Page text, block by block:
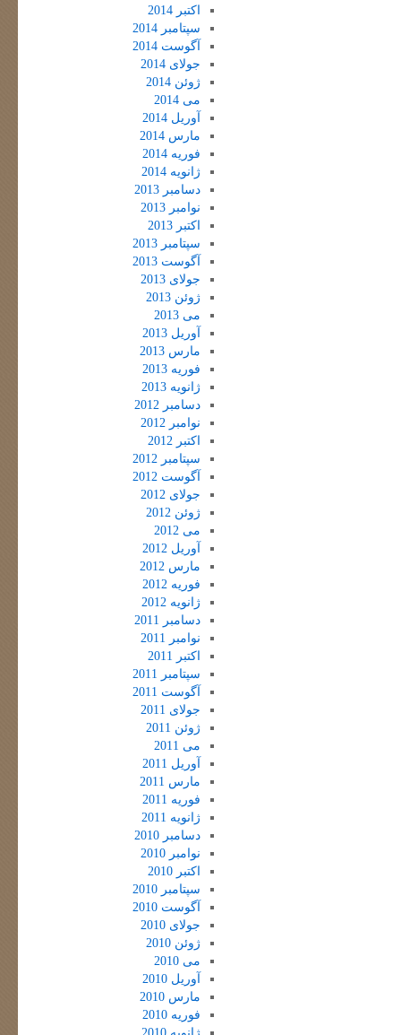
اکتبر 2014
سپتامبر 2014
آگوست 2014
جولای 2014
ژوئن 2014
می 2014
آوریل 2014
مارس 2014
فوریه 2014
ژانویه 2014
دسامبر 2013
نوامبر 2013
اکتبر 2013
سپتامبر 2013
آگوست 2013
جولای 2013
ژوئن 2013
می 2013
آوریل 2013
مارس 2013
فوریه 2013
ژانویه 2013
دسامبر 2012
نوامبر 2012
اکتبر 2012
سپتامبر 2012
آگوست 2012
جولای 2012
ژوئن 2012
می 2012
آوریل 2012
مارس 2012
فوریه 2012
ژانویه 2012
دسامبر 2011
نوامبر 2011
اکتبر 2011
سپتامبر 2011
آگوست 2011
جولای 2011
ژوئن 2011
می 2011
آوریل 2011
مارس 2011
فوریه 2011
ژانویه 2011
دسامبر 2010
نوامبر 2010
اکتبر 2010
سپتامبر 2010
آگوست 2010
جولای 2010
ژوئن 2010
می 2010
آوریل 2010
مارس 2010
فوریه 2010